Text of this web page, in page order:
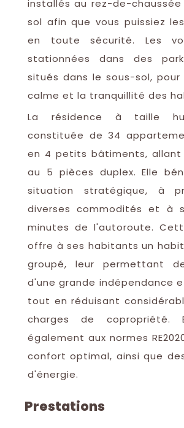
installés au rez-de-
sol afin que vous puissiez
en toute sécurité. Les
stationnées dans des
situés dans le sous-sol, pour
calme et la tranquillité des
La résidence à taille
constituée de 34
en 4 petits bâtiments, allant
au 5 pièces duplex. Elle
situation stratégique, à
diverses commodités et à
minutes de l'autoroute.
offre à ses habitants un
groupé, leur permettant
d'une grande indépendance
tout en réduisant
charges de copropriété.
également aux normes
confort optimal, ainsi que
d'énergie.
Prestations